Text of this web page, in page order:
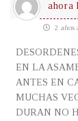
ahora
2 años
EN LA
ANTES EN
MUCHAS
DURAN NO